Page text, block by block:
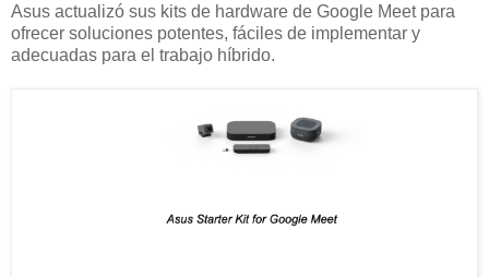
Asus actualizó sus kits de hardware de Google Meet para
ofrecer soluciones potentes, fáciles de implementar y
adecuadas para el trabajo híbrido.